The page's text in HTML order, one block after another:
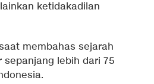
ketidakadilan
membahas sejarah
lebih dari 75